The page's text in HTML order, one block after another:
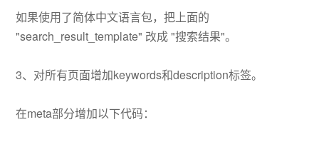
如果使用了简体中文语言包，把上面的
"search_result_template" 改成 "搜索结果"。
3、对所有页面增加keywords和description标签。
在meta部分增加以下代码：